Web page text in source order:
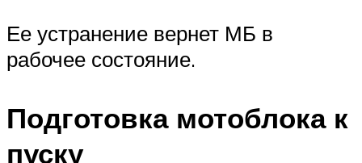
Ее устранение вернет МБ в
рабочее состояние.
Подготовка мотоблока к
пуску